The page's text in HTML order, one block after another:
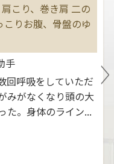
こり、巻き肩 二の
りお腹、骨盤のゆ
手
回呼吸をしていただ
みがなくなり頭の大
た。身体のライン...